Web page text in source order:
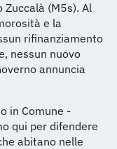
Zuccalà (M5s). Al
e la
rifinanziamento
nessun nuovo
annuncia
in Comune -
qui per difendere
abitano nelle